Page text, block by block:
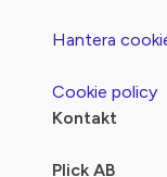
Hantera
Cookie policy
Kontakt
Plick AB